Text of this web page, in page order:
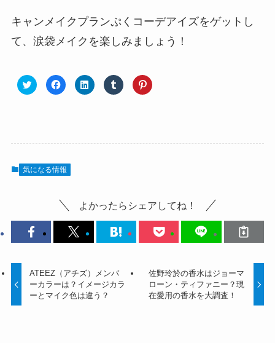
キャンメイクプランぷくコーデアイズをゲットし
て、涙袋メイクを楽しみましょう！
気になる情報
よかったらシェアしてね！
ATEEZ（アチズ）メンバ
ーカラーは？イメージカラ
ーとマイク色は違う？
佐野玲於の香水はジョーマ
ローン・ティファニー？現
在愛用の香水を大調査！